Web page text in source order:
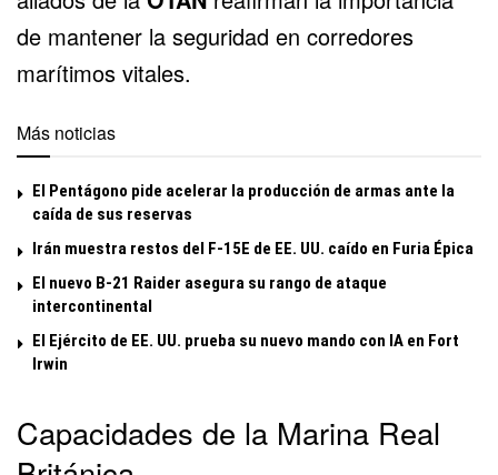
de mantener la seguridad en corredores
marítimos vitales.
Más noticias
El Pentágono pide acelerar la producción de armas ante la
caída de sus reservas
Irán muestra restos del F-15E de EE. UU. caído en Furia Épica
El nuevo B-21 Raider asegura su rango de ataque
intercontinental
El Ejército de EE. UU. prueba su nuevo mando con IA en Fort
Irwin
Capacidades de la Marina Real